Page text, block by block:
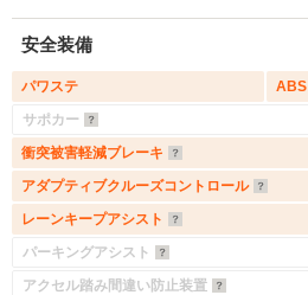
安全装備
パワステ
ABS
サポカー
衝突被害軽減ブレーキ
アダプティブクルーズコントロール
レーンキープアシスト
パーキングアシスト
アクセル踏み間違い防止装置